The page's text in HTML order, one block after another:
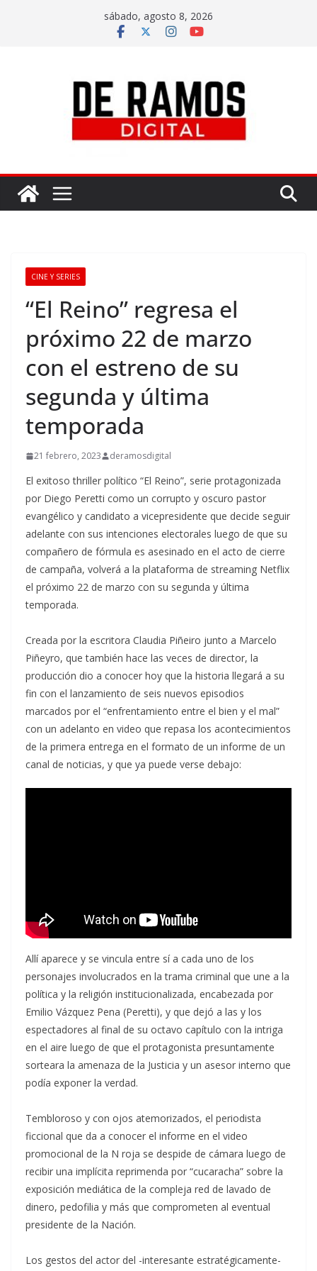
sábado, agosto 8, 2026
CINE Y SERIES
“El Reino” regresa el
próximo 22 de marzo
con el estreno de su
segunda y última
temporada
21 febrero, 2023 deramosdigital
El exitoso thriller político “El Reino”, serie protagonizada
por Diego Peretti como un corrupto y oscuro pastor
evangélico y candidato a vicepresidente que decide seguir
adelante con sus intenciones electorales luego de que su
compañero de fórmula es asesinado en el acto de cierre
de campaña, volverá a la plataforma de streaming Netflix
el próximo 22 de marzo con su segunda y última
temporada.
Creada por la escritora Claudia Piñeiro junto a Marcelo
Piñeyro, que también hace las veces de director, la
producción dio a conocer hoy que la historia llegará a su
fin con el lanzamiento de seis nuevos episodios
marcados por el “enfrentamiento entre el bien y el mal”
con un adelanto en video que repasa los acontecimientos
de la primera entrega en el formato de un informe de un
canal de noticias, y que ya puede verse debajo:
Allí aparece y se vincula entre sí a cada uno de los
personajes involucrados en la trama criminal que une a la
política y la religión institucionalizada, encabezada por
Emilio Vázquez Pena (Peretti), y que dejó a las y los
espectadores al final de su octavo capítulo con la intriga
en el aire luego de que el protagonista presuntamente
sorteara la amenaza de la Justicia y un asesor interno que
podía exponer la verdad.
Tembloroso y con ojos atemorizados, el periodista
ficcional que da a conocer el informe en el video
promocional de la N roja se despide de cámara luego de
recibir una implícita reprimenda por “cucaracha” sobre la
exposición mediática de la compleja red de lavado de
dinero, pedofilia y más que comprometen al eventual
presidente de la Nación.
Los gestos del actor del -interesante estratégicamente-